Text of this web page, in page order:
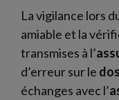
La vigilance lors
amiable et la
transmises à l’
d’erreur sur le
échanges avec l’